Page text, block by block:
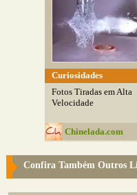
Curiosidades
Fotos Tiradas em Alta
Velocidade
Chinelada.com
Confira Também Outros